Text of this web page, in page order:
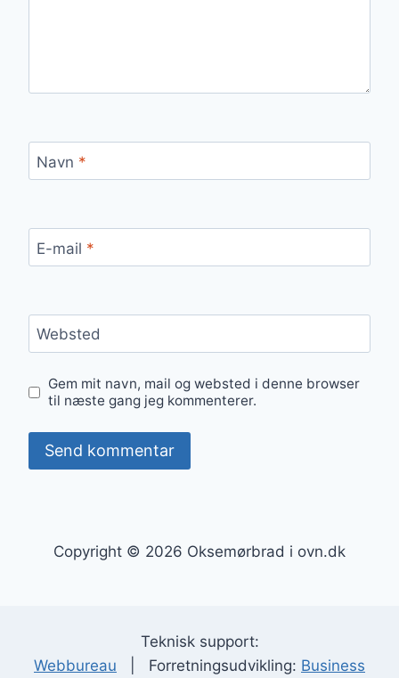
Navn *
E-mail *
Websted
Gem mit navn, mail og websted i denne browser
til næste gang jeg kommenterer.
Copyright © 2026 Oksemørbrad i ovn.dk
Teknisk support:
Webbureau | Forretningsudvikling: Business